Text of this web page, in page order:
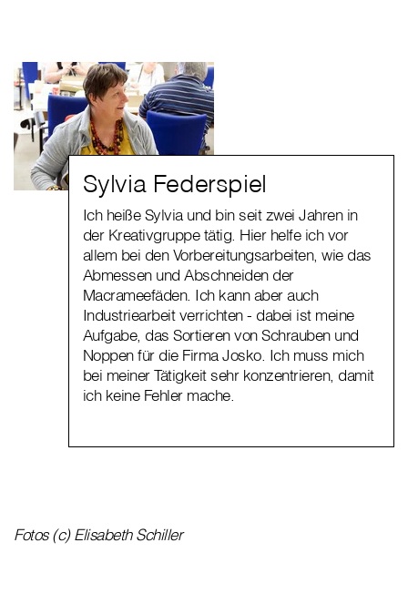
Sylvia Federspiel
Ich heiße Sylvia und bin seit zwei Jahren in
der Kreativgruppe tätig. Hier helfe ich vor
allem bei den Vorbereitungsarbeiten, wie das
Abmessen und Abschneiden der
Macrameefäden. Ich kann aber auch
Industriearbeit verrichten - dabei ist meine
Aufgabe, das Sortieren von Schrauben und
Noppen für die Firma Josko. Ich muss mich
bei meiner Tätigkeit sehr konzentrieren, damit
ich keine Fehler mache.
Fotos (c) Elisabeth Schiller